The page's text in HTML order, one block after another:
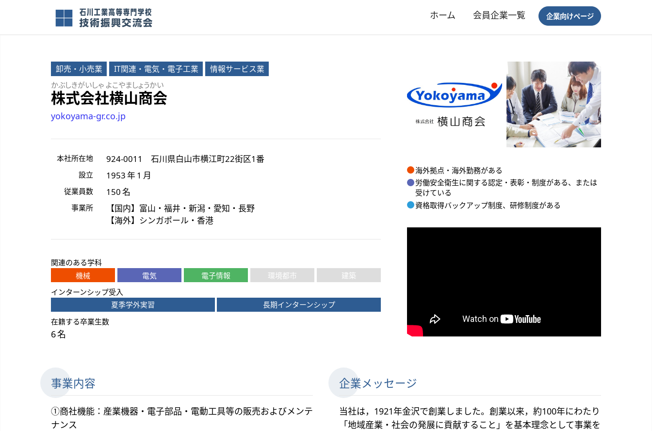
ホーム 会員企業一覧 企業向けページ
卸売・小売業 IT関連・電気・電子工業 情報サービス業
株式会社横山商会
かぶしきがいしゃ よこやましょうかい
yokoyama-gr.co.jp
本社所在地 924-0011 石川県白山市横江町22街区1番
設立 1953 年 1 月
従業員数 150 名
事業所
【国内】富山・福井・新潟・愛知・長野
【海外】シンガポール・香港
関連のある学科
機械
電気 電子情報 環境都市
建築
インターンシップ受入
夏季学外実習
長期インターンシップ
在籍する卒業生数
6 名
海外拠点・海外勤務がある
労働安全衛生に関する認定・表彰・制度がある、または
受けている
資格取得バックアップ制度、研修制度がある
事業内容
①商社機能：産業機器・電子部品・電動工具等の販売およびメンテ
ナンス
企業メッセージ
当社は，1921年金沢で創業しました。創業以来，約100年にわたり
「地域産業・社会の発展に貢献すること」を基本理念として事業を